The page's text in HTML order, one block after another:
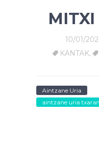
MITXI
10/01/
KANTAK,
Aintzane Uria
aintzane uria